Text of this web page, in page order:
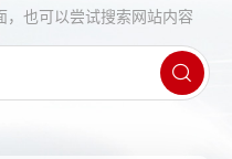
，也可以尝试搜索网站内容